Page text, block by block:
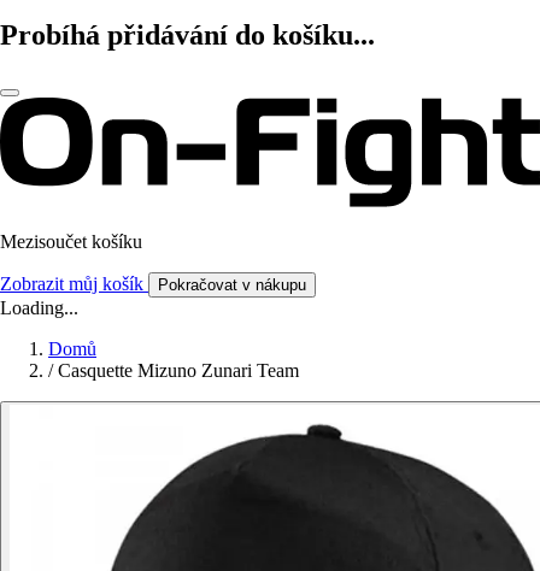
Probíhá přidávání do košíku...
Mezisoučet košíku
Zobrazit můj košík Pokračovat v nákupu
Loading...
Domů
/ Casquette Mizuno Zunari Team